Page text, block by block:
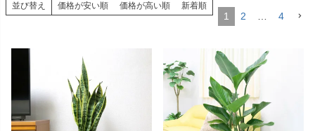
並び替え 価格が安い順 価格が高い順 新着順
1 2 4